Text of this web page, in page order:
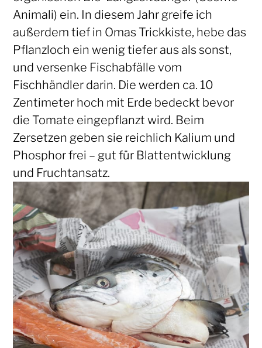
Animali) ein. In diesem Jahr greife ich
außerdem tief in Omas Trickkiste, hebe das
Pflanzloch ein wenig tiefer aus als sonst,
und versenke Fischabfälle vom
Fischhändler darin. Die werden ca. 10
Zentimeter hoch mit Erde bedeckt bevor
die Tomate eingepflanzt wird. Beim
Zersetzen geben sie reichlich Kalium und
Phosphor frei – gut für Blattentwicklung
und Fruchtansatz.